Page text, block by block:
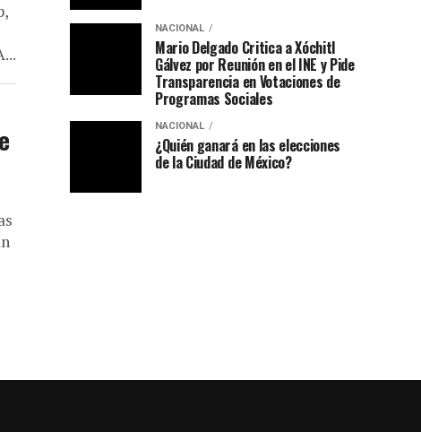
NACIONAL
Mario Delgado Critica a Xóchitl
Gálvez por Reunión en el INE y Pide
Transparencia en Votaciones de
Programas Sociales
NACIONAL
¿Quién ganará en las elecciones
de la Ciudad de México?